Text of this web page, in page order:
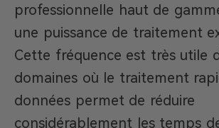
professionnelle haut de
une puissance de traitement
Cette fréquence est très utile
domaines où le traitement
données permet de réduire
considérablement les temps